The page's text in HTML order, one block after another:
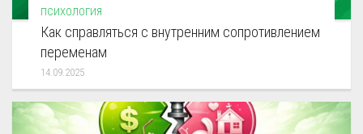
ПСИХОЛОГИЯ
Как справляться с внутренним сопротивлением
переменам
14.09.2025